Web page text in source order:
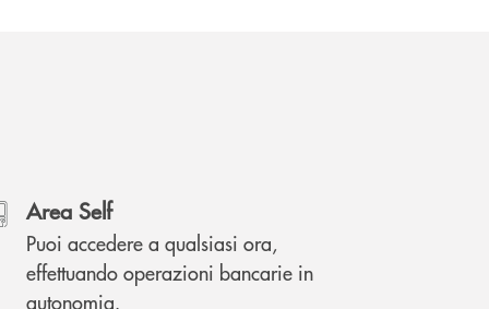
Area Self
Puoi accedere a qualsiasi ora,
effettuando operazioni bancarie in
autonomia.